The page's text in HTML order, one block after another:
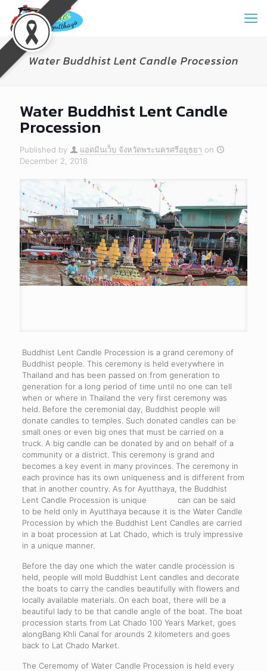
Water Buddhist Lent Candle Procession
Water Buddhist Lent Candle
Procession
Published by แอดมินเว็บ จังหวัดพระนครศรีอยุธยา on
December 2, 2018
Buddhist Lent Candle Procession is a grand ceremony of
Buddhist people. This ceremony is held everywhere in
Thailand and has been passed on from generation to
generation for a long period of time until no one can tell
when or where in Thailand the very first ceremony was
held. Before the ceremonial day, Buddhist people will
donate candles to temples. Such donated candles can be
small ones or even big ones that must be carried on a
truck. A big candle can be donated by and on behalf of a
community or a district. This ceremony is grand and
becomes a key event in many provinces. The ceremony in
each province has its own uniqueness and is different from
that in another country. As for Ayutthaya, the Buddhist
Lent Candle Procession is unique can can be said
to be held only in Ayutthaya because it is the Water Candle
Procession by which the Buddhist Lent Candles are carried
in a boat procession at Lat Chado, which is truly impressive
in a unique manner.
Before the day one which the water candle procession is
held, people will mold Buddhist Lent candles and decorate
the boats to carry the candles beautifully with flowers and
locally available materials. On each boat, there will be a
beautiful lady to be that candle angle of the boat. The boat
procession starts from Lat Chado 100 Years Market, goes
alongBang Khli Canal for arounds 2 kilometers and goes
back to Lat Chado Market.
The Ceremomy of Water Candle Procession is held every